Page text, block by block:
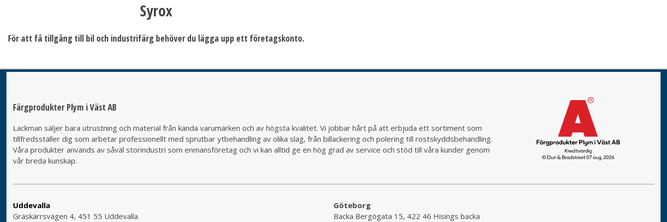
Syrox
För att få tillgång till bil och industrifärg behöver du lägga upp ett företagskonto.
Färgprodukter Plym i Väst AB
Lackman säljer bara utrustning och material från kända varumärken och av högsta kvalitet. Vi jobbar hårt på att erbjuda ett sortiment som
tillfredsställer dig som arbetar professionellt med sprutbar ytbehandling av olika slag, från billackering och polering till rostskyddsbehandling.
Våra produkter används av såväl storindustri som enmansföretag och vi kan alltid ge en hög grad av service och stöd till våra kunder genom
vår breda kunskap.
Uddevalla
Gräskärrsvägen 4, 451 55 Uddevalla
Göteborg
Backa Bergögata 15, 422 46 Hisings backa